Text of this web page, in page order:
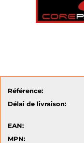
Référence:
Délai de livraison:
EAN:
MPN: